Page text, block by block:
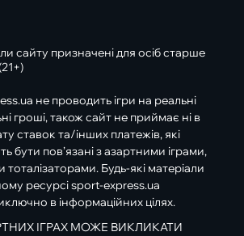
сайту призначені для осіб старше
не проводить ігри на реальні
гроші, також сайт не приймає ні в
ставок та/інших платежів, які
бути пов’язані з азартними іграми,
Будь-які матеріали
ресурсі sport-express.ua
в інформаційних цілях.
ІГРАХ МОЖЕ ВИКЛИКАТИ